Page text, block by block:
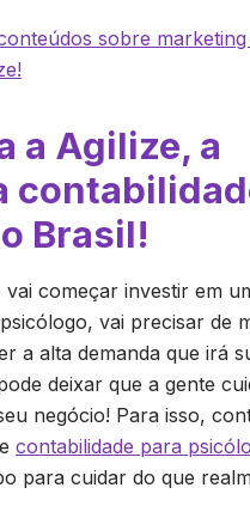
sobre marketing
a Agilize, a
Brasil!
começar investir em
vai precisar de
a alta demanda que irá
deixar que a gente
negócio! Para isso,
contabilidade para
para cuidar do que